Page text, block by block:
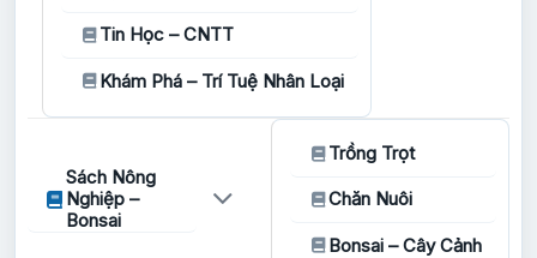
Tin Học – CNTT
Khám Phá – Trí Tuệ Nhân Loại
Sách Nông
Nghiệp –
Bonsai
Trồng Trọt
Chăn Nuôi
Bonsai – Cây Cảnh